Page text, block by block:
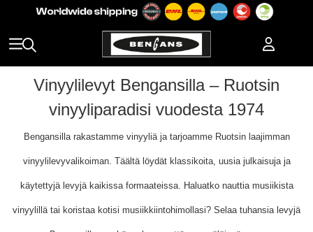
Vinyylilevyt Bengansilla – Ruotsin
vinyyliparadisi vuodesta 1974
Bengansilla rakastamme vinyyliä ja tarjoamme Ruotsin laajimman
vinyylilevyvalikoiman. Täältä löydät klassikoita, uusia julkaisuja ja
käytettyjä levyjä kaikissa formaateissa. Haluatko nauttia musiikista
vinyylillä tai koristaa kotisi musiikkiintohimollasi? Selaa tuhansia levyjä